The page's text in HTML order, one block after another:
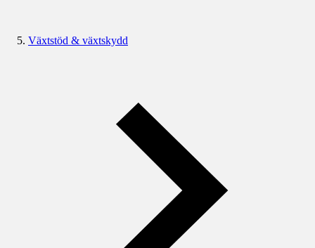
Växtstöd & växtskydd